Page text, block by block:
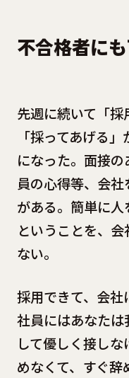
不合格者に
先週に続いて「採
「採ってあげる
になった。面接
員の心得等、会
がある。簡単に
ということを、
ない。
採用できて、会
社員にはあなた
して優しく接し
めなくて、すぐ辞